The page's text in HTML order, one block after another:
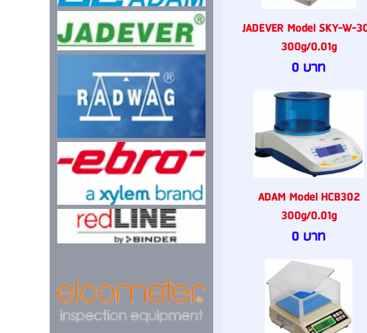
JADEVER Model SKY-W-
300g/0.01g
0 บาท
ADAM Model HCB302
300g/0.01g
0 บาท